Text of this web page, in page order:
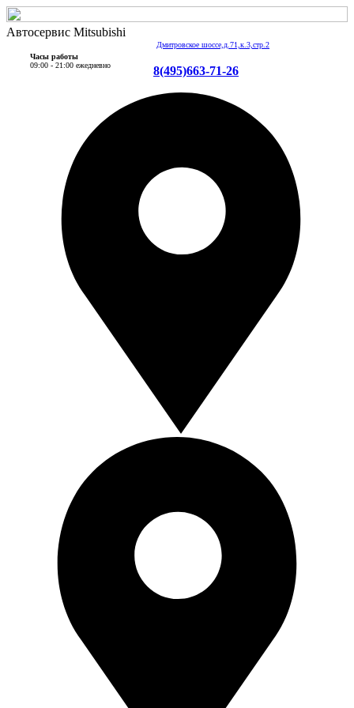
Автосервис Mitsubishi
Дмитровское шоссе,д.71,к.3,стр.2
Часы работы
09:00 - 21:00 ежедневно
8(495)663-71-26